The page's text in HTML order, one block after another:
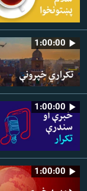
1:00:00
1:00:00
1:00:00